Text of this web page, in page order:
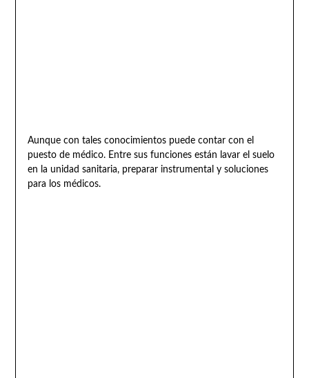
Aunque con tales conocimientos puede contar con el
puesto de médico. Entre sus funciones están lavar el suelo
en la unidad sanitaria, preparar instrumental y soluciones
para los médicos.